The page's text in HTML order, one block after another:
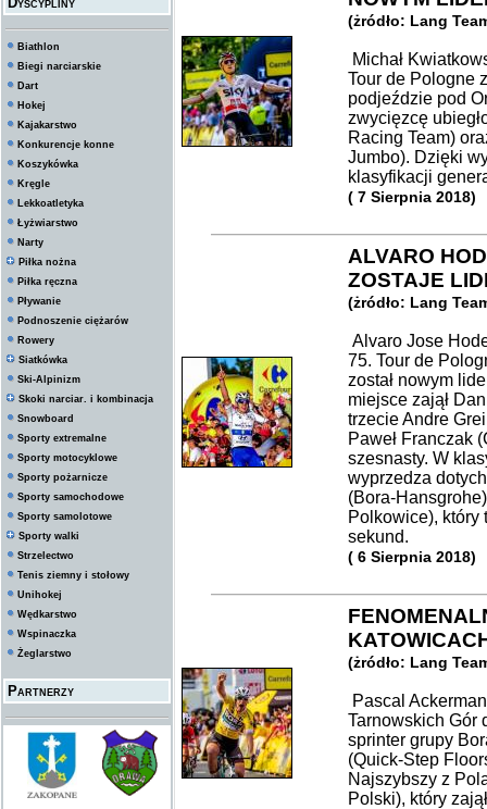
Biathlon
Biegi narciarskie
Dart
Hokej
Kajakarstwo
Konkurencje konne
Koszykówka
Kręgle
Lekkoatletyka
Łyżwiarstwo
Narty
Piłka nożna
Piłka ręczna
Pływanie
Podnoszenie ciężarów
Rowery
Siatkówka
Ski-Alpinizm
Skoki narciar. i kombinacja
Snowboard
Sporty extremalne
Sporty motocyklowe
Sporty pożarnicze
Sporty samochodowe
Sporty samolotowe
Sporty walki
Strzelectwo
Tenis ziemny i stołowy
Unihokej
Wędkarstwo
Wspinaczka
Żeglarstwo
Partnerzy
(żródło: Lang
Michał
Tour de Pologne
podjeździe pod
zwycięzcę
Racing Team)
Jumbo). Dzięki
klasyfikacji
( 7 Sierpnia 2018)
ALVARO
ZOSTAJE
(żródło: Lang
Alvaro Jose
75. Tour de
został nowym
miejsce zajął
trzecie Andre
Paweł Franczak
szesnasty. W
wyprzedza
(Bora-
Polkowice), który
sekund.
( 6 Sierpnia 2018)
(żródło: Lang
Pascal
Tarnowskich Gór
sprinter grupy
(Quick-Step
Najszybszy z
Polski), który